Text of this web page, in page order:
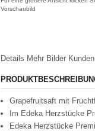
Vorschaubild
Details Mehr Bilder
Grapefruitsaft mit
Im Edeka Herzstücke
Edeka Herzstücke